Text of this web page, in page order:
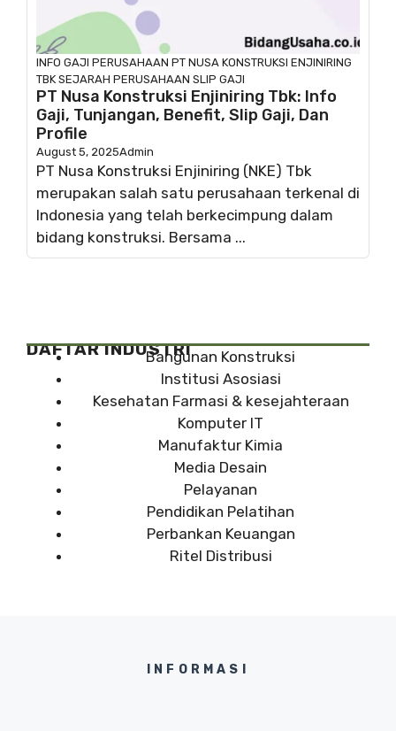
INFO GAJI PERUSAHAAN PT NUSA KONSTRUKSI ENJINIRING
TBK SEJARAH PERUSAHAAN SLIP GAJI
PT Nusa Konstruksi Enjiniring Tbk: Info
Gaji, Tunjangan, Benefit, Slip Gaji, Dan
Profile
August 5, 2025Admin
PT Nusa Konstruksi Enjiniring (NKE) Tbk
merupakan salah satu perusahaan terkenal di
Indonesia yang telah berkecimpung dalam
bidang konstruksi. Bersama ...
DAFTAR INDUSTRIBangunan Konstruksi
Institusi Asosiasi
Kesehatan Farmasi & kesejahteraan
Komputer IT
Manufaktur Kimia
Media Desain
Pelayanan
Pendidikan Pelatihan
Perbankan Keuangan
Ritel Distribusi
INFORMASI